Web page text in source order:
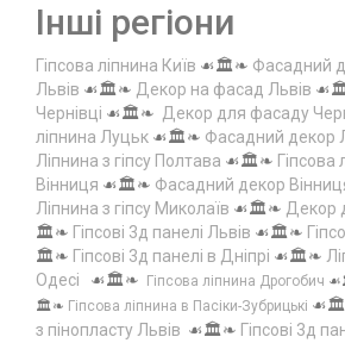
Інші регіони
Гіпсова ліпнина Київ ☙🏛️❧ Фасадний
Львів ☙🏛️❧ Декор на фасад Львів
Чернівці ☙🏛️❧ Декор для фасаду
ліпнина Луцьк ☙🏛️❧ Фасадний декор
Ліпнина з гіпсу Полтава ☙🏛️❧
Вінниця ☙🏛️❧ Фасадний декор
Ліпнина з гіпсу Миколаїв ☙🏛️❧ Декор
🏛️❧ Гіпсові 3д панелі Львів ☙🏛️❧
🏛️❧ Гіпсові 3д панелі в Дніпрі ☙🏛️❧
Одесі ☙🏛️❧ Гіпсова ліпнина Дрогобич
🏛️❧ Гіпсова ліпнина в Пасіки-Зубрицькі
з пінопласту Львів ☙🏛️❧ Гіпсові 3д